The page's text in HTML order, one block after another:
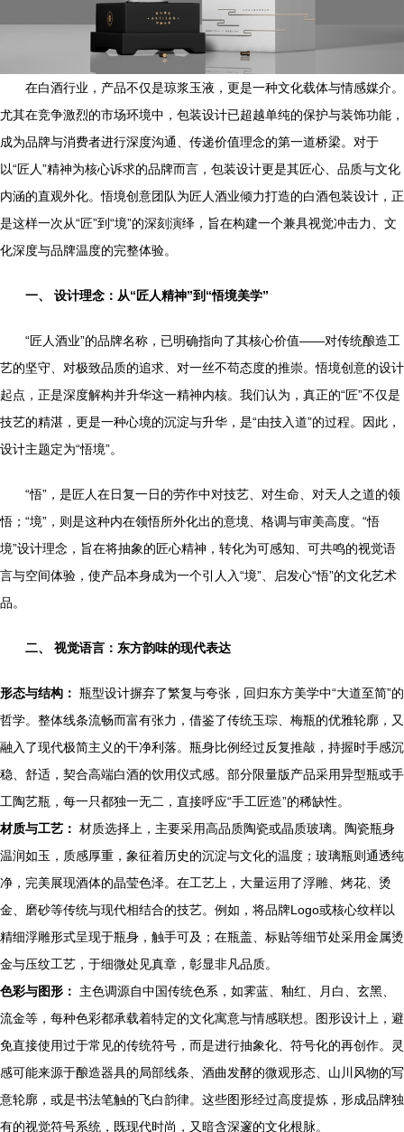
在白酒行业，产品不仅是琼浆玉液，更是一种文化载体与情感媒介。
尤其在竞争激烈的市场环境中，包装设计已超越单纯的保护与装饰功能，
成为品牌与消费者进行深度沟通、传递价值理念的第一道桥梁。对于
以“匠人”精神为核心诉求的品牌而言，包装设计更是其匠心、品质与文化
内涵的直观外化。悟境创意团队为匠人酒业倾力打造的白酒包装设计，正
是这样一次从“匠”到“境”的深刻演绎，旨在构建一个兼具视觉冲击力、文
化深度与品牌温度的完整体验。
一、 设计理念：从“匠人精神”到“悟境美学”
“匠人酒业”的品牌名称，已明确指向了其核心价值——对传统酿造工
艺的坚守、对极致品质的追求、对一丝不苟态度的推崇。悟境创意的设计
起点，正是深度解构并升华这一精神内核。我们认为，真正的“匠”不仅是
技艺的精湛，更是一种心境的沉淀与升华，是“由技入道”的过程。因此，
设计主题定为“悟境”。
“悟”，是匠人在日复一日的劳作中对技艺、对生命、对天人之道的领
悟；“境”，则是这种内在领悟所外化出的意境、格调与审美高度。“悟
境”设计理念，旨在将抽象的匠心精神，转化为可感知、可共鸣的视觉语
言与空间体验，使产品本身成为一个引人入“境”、启发心“悟”的文化艺术
品。
二、 视觉语言：东方韵味的现代表达
形态与结构： 瓶型设计摒弃了繁复与夸张，回归东方美学中“大道至简”的
哲学。整体线条流畅而富有张力，借鉴了传统玉琮、梅瓶的优雅轮廓，又
融入了现代极简主义的干净利落。瓶身比例经过反复推敲，持握时手感沉
稳、舒适，契合高端白酒的饮用仪式感。部分限量版产品采用异型瓶或手
工陶艺瓶，每一只都独一无二，直接呼应“手工匠造”的稀缺性。
材质与工艺： 材质选择上，主要采用高品质陶瓷或晶质玻璃。陶瓷瓶身
温润如玉，质感厚重，象征着历史的沉淀与文化的温度；玻璃瓶则通透纯
净，完美展现酒体的晶莹色泽。在工艺上，大量运用了浮雕、烤花、烫
金、磨砂等传统与现代相结合的技艺。例如，将品牌Logo或核心纹样以
精细浮雕形式呈现于瓶身，触手可及；在瓶盖、标贴等细节处采用金属烫
金与压纹工艺，于细微处见真章，彰显非凡品质。
色彩与图形：
主色调源自中国传统色系，如霁蓝、釉红、月白、玄黑、
流金等，每种色彩都承载着特定的文化寓意与情感联想。图形设计上，避
免直接使用过于常见的传统符号，而是进行抽象化、符号化的再创作。灵
感可能来源于酿造器具的局部线条、酒曲发酵的微观形态、山川风物的写
意轮廓，或是书法笔触的飞白韵律。这些图形经过高度提炼，形成品牌独
有的视觉符号系统，既现代时尚，又暗含深邃的文化根脉。